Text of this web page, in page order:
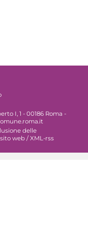
I, 1 - 00186 Roma -
delle
web / XML-rss